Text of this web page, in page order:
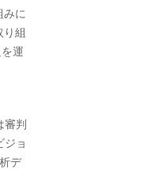
みに
組
運
審判
ョ
デ